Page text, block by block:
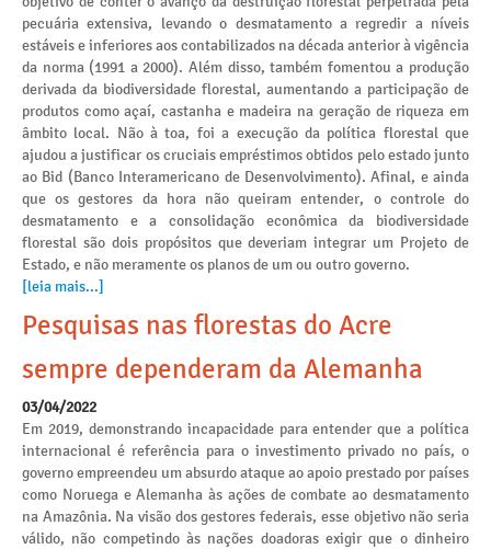
pecuária extensiva, levando o desmatamento a regredir a níveis
estáveis e inferiores aos contabilizados na década anterior à vigência
da norma (1991 a 2000). Além disso, também fomentou a produção
derivada da biodiversidade florestal, aumentando a participação de
produtos como açaí, castanha e madeira na geração de riqueza em
âmbito local. Não à toa, foi a execução da política florestal que
ajudou a justificar os cruciais empréstimos obtidos pelo estado junto
ao Bid (Banco Interamericano de Desenvolvimento). Afinal, e ainda
que os gestores da hora não queiram entender, o controle do
desmatamento e a consolidação econômica da biodiversidade
florestal são dois propósitos que deveriam integrar um Projeto de
Estado, e não meramente os planos de um ou outro governo.
[leia mais...]
Pesquisas nas florestas do Acre
sempre dependeram da Alemanha
03/04/2022
Em 2019, demonstrando incapacidade para entender que a política
internacional é referência para o investimento privado no país, o
governo empreendeu um absurdo ataque ao apoio prestado por países
como Noruega e Alemanha às ações de combate ao desmatamento
na Amazônia. Na visão dos gestores federais, esse objetivo não seria
válido, não competindo às nações doadoras exigir que o dinheiro